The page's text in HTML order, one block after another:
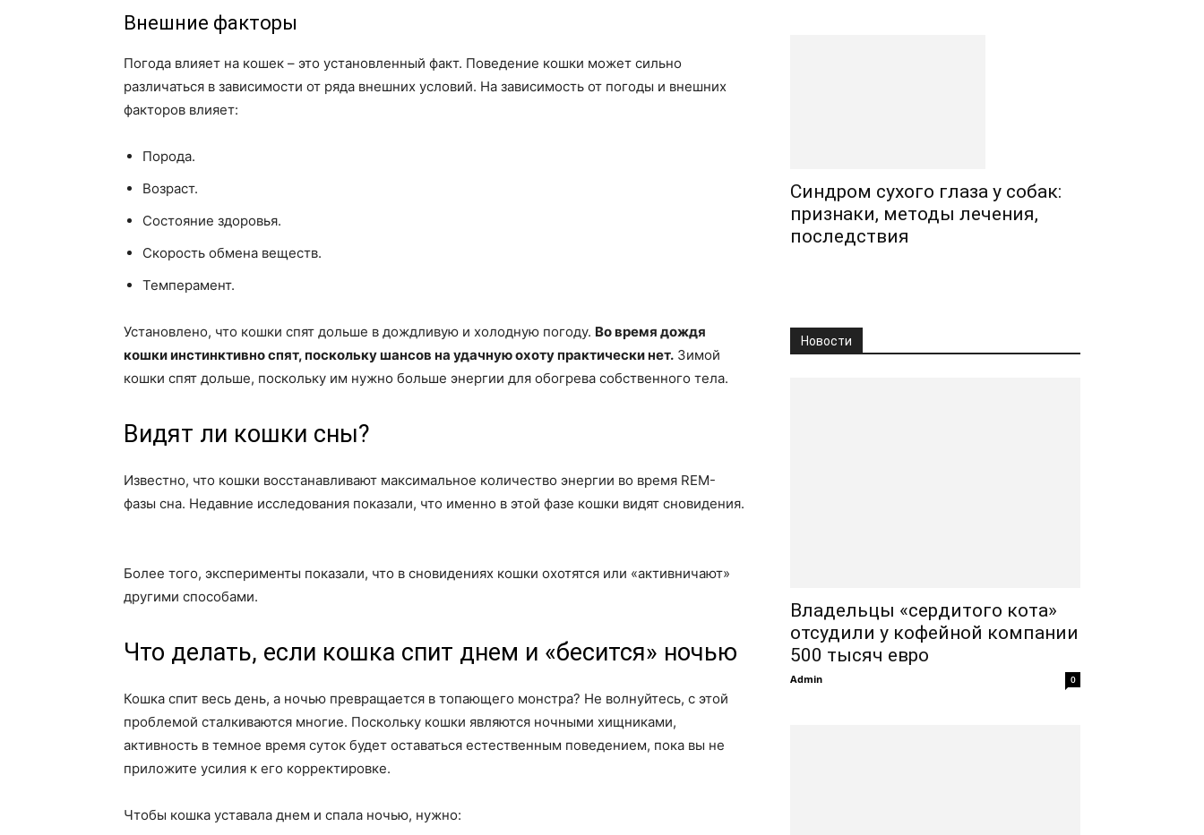
Внешние факторы
Погода влияет на кошек – это установленный факт. Поведение кошки может сильно
различаться в зависимости от ряда внешних условий. На зависимость от погоды и внешних
факторов влияет:
Порода.
Возраст.
Состояние здоровья.
Скорость обмена веществ.
Темперамент.
Установлено, что кошки спят дольше в дождливую и холодную погоду. Во время дождя
кошки инстинктивно спят, поскольку шансов на удачную охоту практически нет. Зимой
кошки спят дольше, поскольку им нужно больше энергии для обогрева собственного тела.
Видят ли кошки сны?
Известно, что кошки восстанавливают максимальное количество энергии во время REM-
фазы сна. Недавние исследования показали, что именно в этой фазе кошки видят сновидения.
Более того, эксперименты показали, что в сновидениях кошки охотятся или «активничают»
другими способами.
Что делать, если кошка спит днем и «бесится» ночью
Кошка спит весь день, а ночью превращается в топающего монстра? Не волнуйтесь, с этой
проблемой сталкиваются многие. Поскольку кошки являются ночными хищниками,
активность в темное время суток будет оставаться естественным поведением, пока вы не
приложите усилия к его корректировке.
Чтобы кошка уставала днем и спала ночью, нужно:
Синдром сухого глаза у собак:
признаки, методы лечения,
последствия
Новости
Владельцы «сердитого кота»
отсудили у кофейной компании
500 тысяч евро
Admin 0